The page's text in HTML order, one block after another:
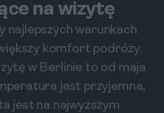
na wizytę
najlepszych warunkach
komfort podróży.
w Berlinie to od maja
jest przyjemna,
jest na najwyższym